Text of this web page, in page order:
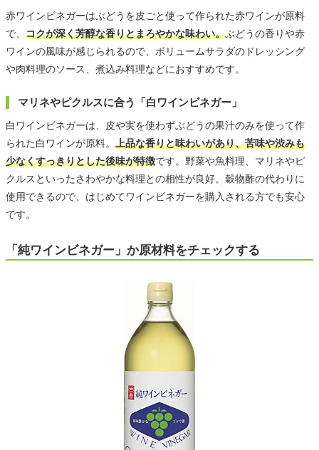
赤ワインビネガーはぶどうを皮ごと使って作られた赤ワインが原料
で、 コクが深く芳醇な香りとまろやかな味わい。ぶどうの香りや赤
ワインの風味が感じられるので、ボリュームサラダのドレッシング
や肉料理のソース、煮込み料理などにおすすめです。
マリネやピクルスに合う「白ワインビネガー」
白ワインビネガーは、皮や実を使わずぶどうの果汁のみを使って作
られた白ワインが原料。 上品な香りと味わいがあり、苦味や渋みも
少なくすっきりとした後味が特徴です。野菜や魚料理、マリネやピ
クルスといったさわやかな料理との相性が良好。穀物酢の代わりに
使用できるので、はじめてワインビネガーを購入される方でも安心
です。
「純ワインビネガー」か原材料をチェックする